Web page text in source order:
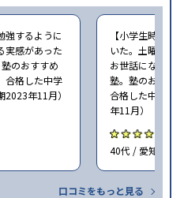
強するように
実感があった
のおすすめ
合格した中学
年11月）
【小学生時の通
いた。土曜ゼミ
お世話になった
塾。塾のおすす
合格した中学校
年11月）
40代 / 愛知県 女
口コミをもっと見る